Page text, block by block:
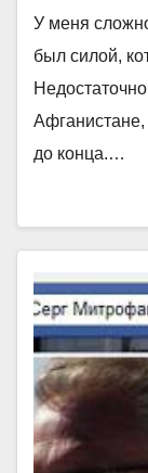
У меня
был силой,
до конца.…